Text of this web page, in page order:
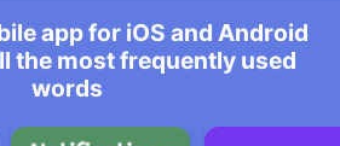
app for iOS and Android
the most frequently used
words